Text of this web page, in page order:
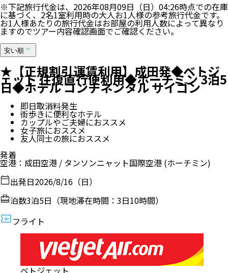
※下記旅行代金は、 2026年08月09日（日）04:26時点での在庫
に基づく、2名1室利用時の大人お1人様の参考旅行代金です。
お1人様あたりの旅行代金はお部屋の利用人数によって異なり
ますのでツアー内容確認画面でご確認ください。
安い順
★【正規割引運賃利用】成田発◆ベトジ
ェット 往復直行便利用◆ホーチミン 3泊5
日◆ホテル コンチネンタル サイゴン
即日取消料発生
街歩きに便利なホテル
カップルやご夫婦におススメ
女子旅におススメ
友人同士の旅におススメ
発着
空港 ： 成田空港 / タンソンニャット国際空港 (ホーチミン)
出発日2026/8/16（日）
泊数3泊5日（現地滞在時間： 3日10時間）
フライト
ベトジェット